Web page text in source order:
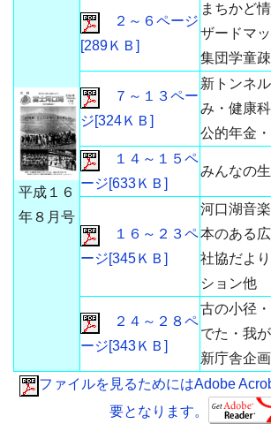
平成１６
年８月号
２～６ページ
[289ＫＢ]
まちかど
ザードマ
集団学童
７～１３ペー
ジ[324ＫＢ]
新トンネ
み・健康
公的年金
１４～１５ペ
ージ[633ＫＢ]
みんなの
１６～２３ペ
ージ[345ＫＢ]
河口湖音
本のある
社協だよ
ション他
２４～２８ペ
ージ[343ＫＢ]
古の小径
でた・我
新庁舎企
ファイルを見るためにはAdobe
要となります。